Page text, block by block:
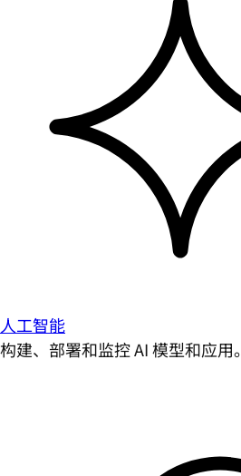
人工智能
构建、部署和监控 AI 模型和应用。